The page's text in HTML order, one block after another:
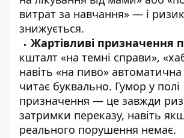
витрат за навчання» — і
знижується.
Жартівливі призначення
кшталт «на темні справи»,
навіть «на пиво»
читає буквально. Гумор у полі
призначення — це завжди
затримки переказу, навіть
реального порушення немає.